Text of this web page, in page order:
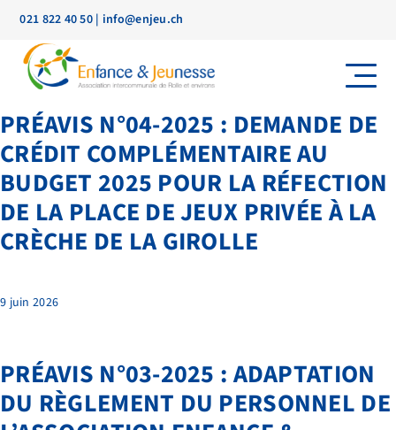
021 822 40 50 | info@enjeu.ch
PRÉAVIS N°04-2025 : DEMANDE DE
CRÉDIT COMPLÉMENTAIRE AU
BUDGET 2025 POUR LA RÉFECTION
DE LA PLACE DE JEUX PRIVÉE À LA
CRÈCHE DE LA GIROLLE
9 juin 2026
PRÉAVIS N°03-2025 : ADAPTATION
DU RÈGLEMENT DU PERSONNEL DE